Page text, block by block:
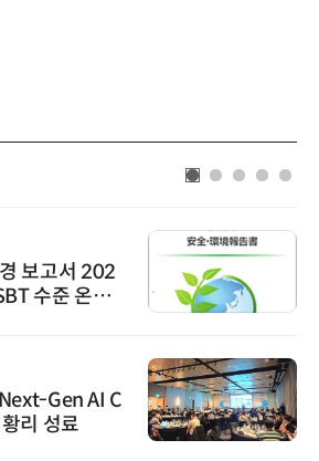
보고서 202
수준 온실
Gen AI C
리 성료